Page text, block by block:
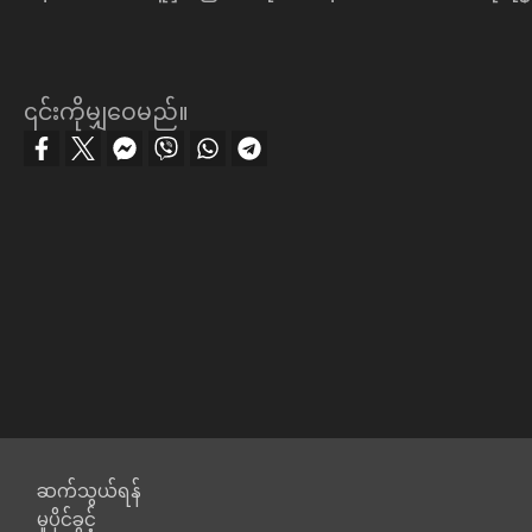
၎င်းကိုမျှဝေမည်။
Footer
ဆက်သွယ်ရန်
မူပိုင်ခွင့်